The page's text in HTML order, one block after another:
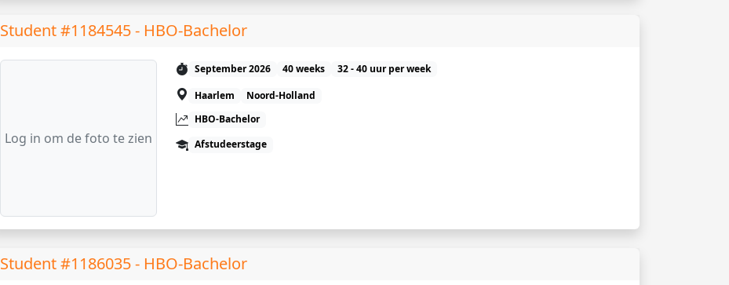
Student #1184545 - HBO-Bachelor
Log in om de foto te zien
September 2026 40 weeks
32 - 40 uur per week
Haarlem
Noord-Holland
HBO-Bachelor
Afstudeerstage
Student #1186035 - HBO-Bachelor